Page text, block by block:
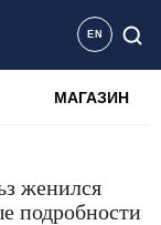
EN
МАГАЗИН
женился
подробности